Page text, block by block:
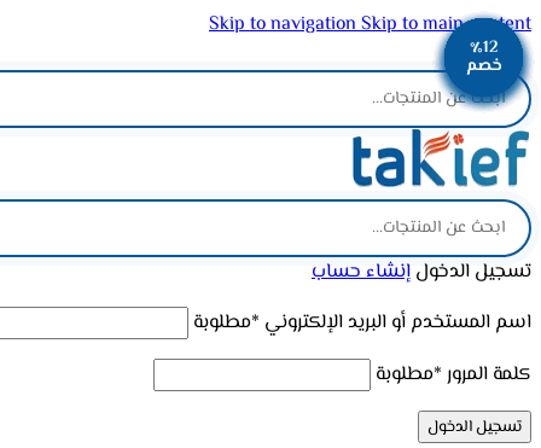
Skip to navigationSkip to main content
ADD ANYTHING HERE OR JUST REMOVE IT…
تسجيل الدخول إنشاء حساب
اسم المستخدم أو البريد الإلكتروني *مطلوبة
كلمة المرور *مطلوبة
تسجيل الدخول
٪11
خصم
٪12
خصم
٪12
خصم
٪11
خصم
٪11
خصم
٪12
خصم
٪12
خصم
٪11
خصم
٪12
خصم